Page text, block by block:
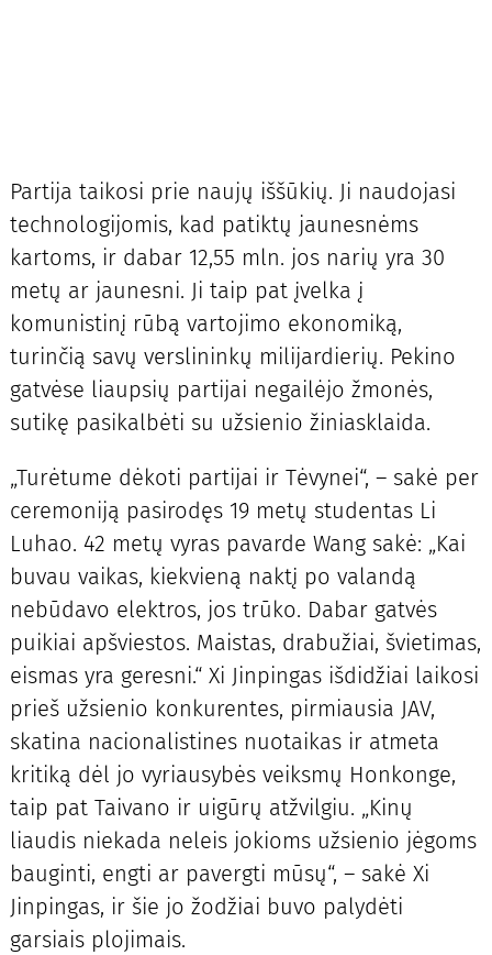
Partija taikosi prie naujų iššūkių. Ji naudojasi
technologijomis, kad patiktų jaunesnėms
kartoms, ir dabar 12,55 mln. jos narių yra 30
metų ar jaunesni. Ji taip pat įvelka į
komunistinį rūbą vartojimo ekonomiką,
turinčią savų verslininkų milijardierių. Pekino
gatvėse liaupsių partijai negailėjo žmonės,
sutikę pasikalbėti su užsienio žiniasklaida.
„Turėtume dėkoti partijai ir Tėvynei“, – sakė per
ceremoniją pasirodęs 19 metų studentas Li
Luhao. 42 metų vyras pavarde Wang sakė: „Kai
buvau vaikas, kiekvieną naktį po valandą
nebūdavo elektros, jos trūko. Dabar gatvės
puikiai apšviestos. Maistas, drabužiai, švietimas,
eismas yra geresni.“ Xi Jinpingas išdidžiai laikosi
prieš užsienio konkurentes, pirmiausia JAV,
skatina nacionalistines nuotaikas ir atmeta
kritiką dėl jo vyriausybės veiksmų Honkonge,
taip pat Taivano ir uigūrų atžvilgiu. „Kinų
liaudis niekada neleis jokioms užsienio jėgoms
bauginti, engti ar pavergti mūsų“, – sakė Xi
Jinpingas, ir šie jo žodžiai buvo palydėti
garsiais plojimais.